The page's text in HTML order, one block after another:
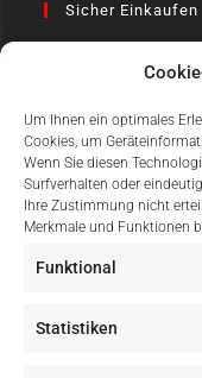
Um Ihnen ein optimales
Cookies, um
Wenn Sie diesen
Surfverhalten oder
Ihre Zustimmung nicht
Merkmale und Funktionen
Funktional
Statistiken
Sicher Einkaufen
Einfach Online